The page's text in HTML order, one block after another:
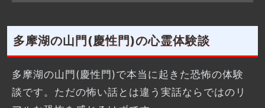
多摩湖の山門(慶性門)の心霊体験談
多摩湖の山門(慶性門)で本当に起きた恐怖の体験
談です。ただの怖い話とは違う実話ならではのリ